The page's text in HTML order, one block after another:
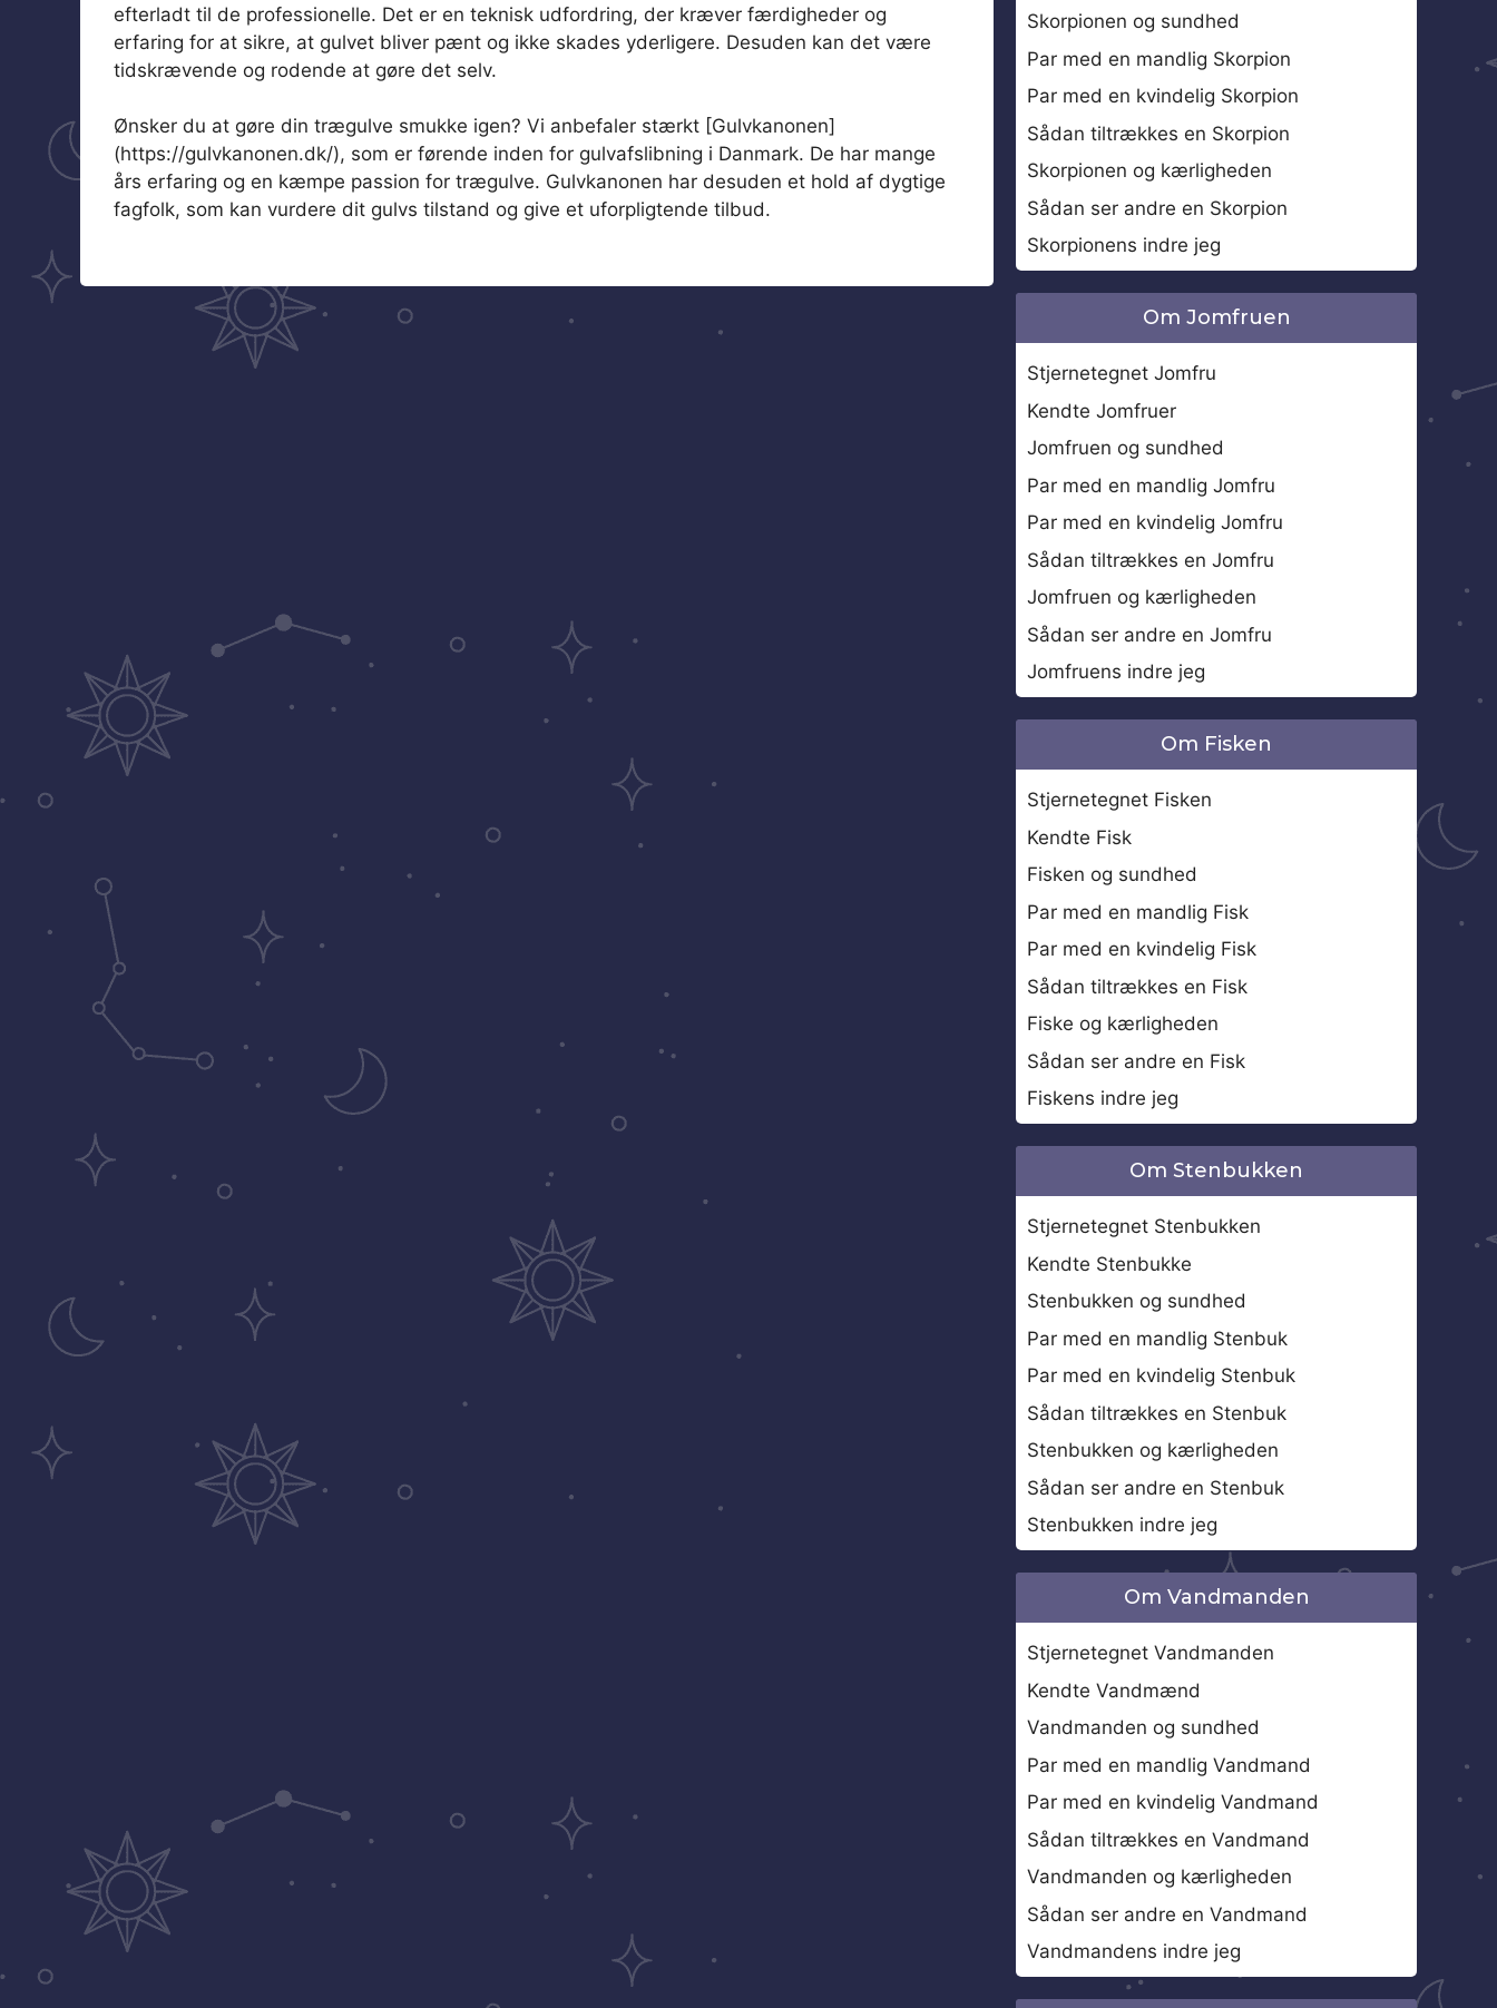
efterladt til de professionelle. Det er en teknisk udfordring, der kræver færdigheder og
erfaring for at sikre, at gulvet bliver pænt og ikke skades yderligere. Desuden kan det være
tidskrævende og rodende at gøre det selv.
Ønsker du at gøre din trægulve smukke igen? Vi anbefaler stærkt [Gulvkanonen]
(https://gulvkanonen.dk/), som er førende inden for gulvafslibning i Danmark. De har mange
års erfaring og en kæmpe passion for trægulve. Gulvkanonen har desuden et hold af dygtige
fagfolk, som kan vurdere dit gulvs tilstand og give et uforpligtende tilbud.
Skorpionen og sundhed
Par med en mandlig Skorpion
Par med en kvindelig Skorpion
Sådan tiltrækkes en Skorpion
Skorpionen og kærligheden
Sådan ser andre en Skorpion
Skorpionens indre jeg
Om Jomfruen
Stjernetegnet Jomfru
Kendte Jomfruer
Jomfruen og sundhed
Par med en mandlig Jomfru
Par med en kvindelig Jomfru
Sådan tiltrækkes en Jomfru
Jomfruen og kærligheden
Sådan ser andre en Jomfru
Jomfruens indre jeg
Om Fisken
Stjernetegnet Fisken
Kendte Fisk
Fisken og sundhed
Par med en mandlig Fisk
Par med en kvindelig Fisk
Sådan tiltrækkes en Fisk
Fiske og kærligheden
Sådan ser andre en Fisk
Fiskens indre jeg
Om Stenbukken
Stjernetegnet Stenbukken
Kendte Stenbukke
Stenbukken og sundhed
Par med en mandlig Stenbuk
Par med en kvindelig Stenbuk
Sådan tiltrækkes en Stenbuk
Stenbukken og kærligheden
Sådan ser andre en Stenbuk
Stenbukken indre jeg
Om Vandmanden
Stjernetegnet Vandmanden
Kendte Vandmænd
Vandmanden og sundhed
Par med en mandlig Vandmand
Par med en kvindelig Vandmand
Sådan tiltrækkes en Vandmand
Vandmanden og kærligheden
Sådan ser andre en Vandmand
Vandmandens indre jeg